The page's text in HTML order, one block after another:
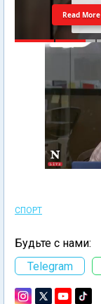
Read More
СПОРТ
Будьте с нами:
Telegram